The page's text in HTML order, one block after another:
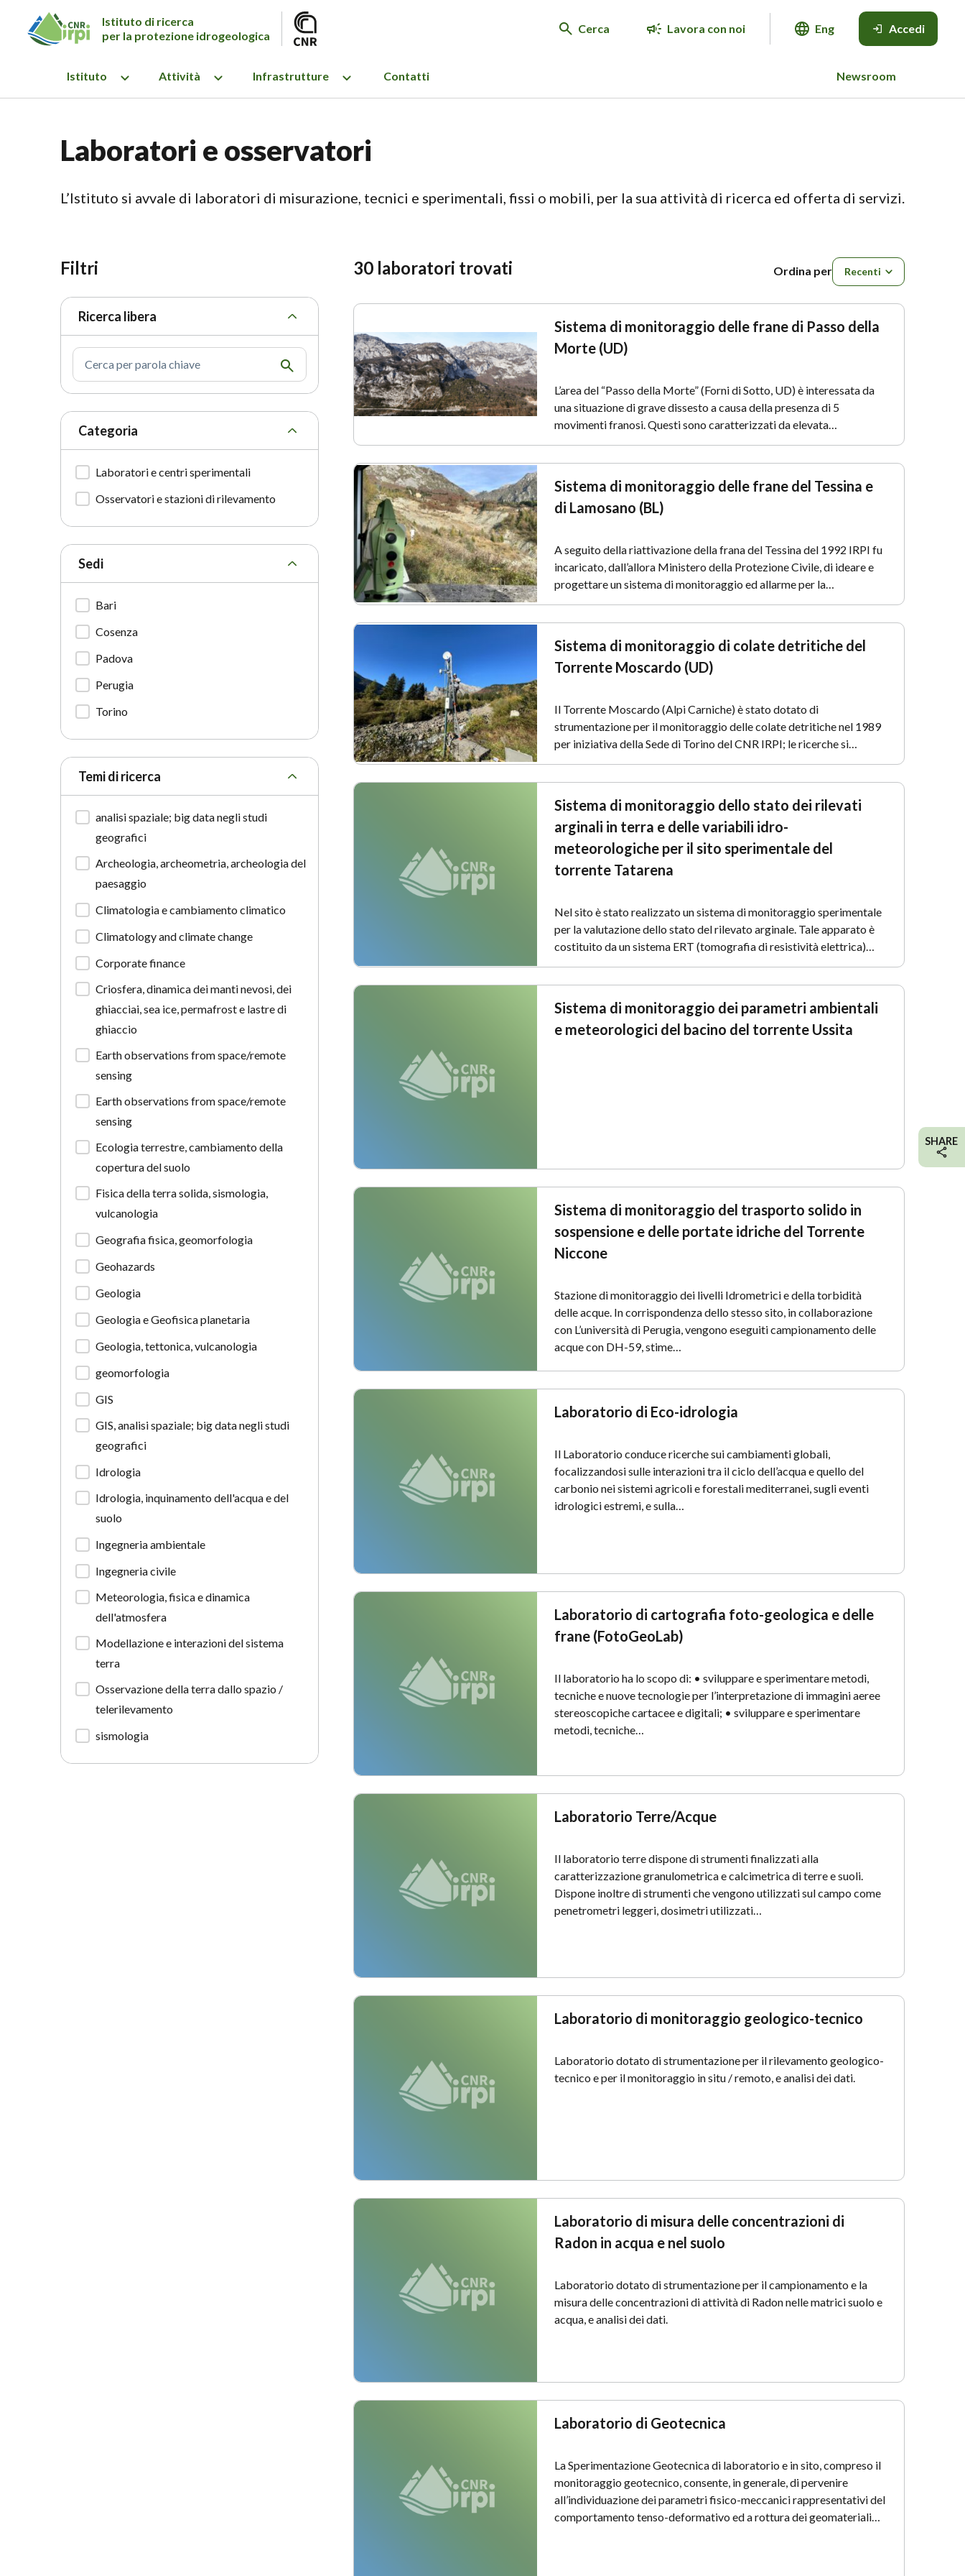
Istituto di ricerca
per la protezione idrogeologica
Cerca Lavora con noi Eng Accedi
Istituto Attività Infrastrutture Contatti Newsroom
SHARE
Laboratori e osservatori
L’Istituto si avvale di laboratori di misurazione, tecnici e sperimentali, fissi o mobili, per la sua attività di ricerca ed offerta di servizi.
Filtri
Ricerca libera
Cerca per parola chiave
Categoria
Laboratori e centri sperimentali
Osservatori e stazioni di rilevamento
Sedi
Bari
Cosenza
Padova
Perugia
Torino
Temi di ricerca
analisi spaziale; big data negli studi
geografici
Archeologia, archeometria, archeologia del
paesaggio
Climatologia e cambiamento climatico
Climatology and climate change
Corporate finance
Criosfera, dinamica dei manti nevosi, dei
ghiacciai, sea ice, permafrost e lastre di
ghiaccio
Earth observations from space/remote
sensing
Earth observations from space/remote
sensing
Ecologia terrestre, cambiamento della
copertura del suolo
Fisica della terra solida, sismologia,
vulcanologia
Geografia fisica, geomorfologia
Geohazards
Geologia
Geologia e Geofisica planetaria
Geologia, tettonica, vulcanologia
geomorfologia
GIS
GIS, analisi spaziale; big data negli studi
geografici
Idrologia
Idrologia, inquinamento dell'acqua e del
suolo
Ingegneria ambientale
Ingegneria civile
Meteorologia, fisica e dinamica
dell'atmosfera
Modellazione e interazioni del sistema
terra
Osservazione della terra dallo spazio /
telerilevamento
sismologia
30 laboratori trovati Ordina perOrdina per
Sistema di monitoraggio delle frane di Passo della
Morte (UD)
L’area del “Passo della Morte” (Forni di Sotto, UD) è interessata da
una situazione di grave dissesto a causa della presenza di 5
movimenti franosi. Questi sono caratterizzati da elevata…
Sistema di monitoraggio delle frane del Tessina e
di Lamosano (BL)
A seguito della riattivazione della frana del Tessina del 1992 IRPI fu
incaricato, dall’allora Ministero della Protezione Civile, di ideare e
progettare un sistema di monitoraggio ed allarme per la…
Sistema di monitoraggio di colate detritiche del
Torrente Moscardo (UD)
Il Torrente Moscardo (Alpi Carniche) è stato dotato di
strumentazione per il monitoraggio delle colate detritiche nel 1989
per iniziativa della Sede di Torino del CNR IRPI; le ricerche si…
Sistema di monitoraggio dello stato dei rilevati
arginali in terra e delle variabili idro-
meteorologiche per il sito sperimentale del
torrente Tatarena
Nel sito è stato realizzato un sistema di monitoraggio sperimentale
per la valutazione dello stato del rilevato arginale. Tale apparato è
costituito da un sistema ERT (tomografia di resistività elettrica)…
Sistema di monitoraggio dei parametri ambientali
e meteorologici del bacino del torrente Ussita
Sistema di monitoraggio del trasporto solido in
sospensione e delle portate idriche del Torrente
Niccone
Stazione di monitoraggio dei livelli Idrometrici e della torbidità
delle acque. In corrispondenza dello stesso sito, in collaborazione
con L’università di Perugia, vengono eseguiti campionamento delle
acque con DH-59, stime…
Laboratorio di Eco-idrologia
Il Laboratorio conduce ricerche sui cambiamenti globali,
focalizzandosi sulle interazioni tra il ciclo dell’acqua e quello del
carbonio nei sistemi agricoli e forestali mediterranei, sugli eventi
idrologici estremi, e sulla…
Laboratorio di cartografia foto-geologica e delle
frane (FotoGeoLab)
Il laboratorio ha lo scopo di: • sviluppare e sperimentare metodi,
tecniche e nuove tecnologie per l’interpretazione di immagini aeree
stereoscopiche cartacee e digitali; • sviluppare e sperimentare
metodi, tecniche…
Laboratorio Terre/Acque
Il laboratorio terre dispone di strumenti finalizzati alla
caratterizzazione granulometrica e calcimetrica di terre e suoli.
Dispone inoltre di strumenti che vengono utilizzati sul campo come
penetrometri leggeri, dosimetri utilizzati…
Laboratorio di monitoraggio geologico-tecnico
Laboratorio dotato di strumentazione per il rilevamento geologico-
tecnico e per il monitoraggio in situ / remoto, e analisi dei dati.
Laboratorio di misura delle concentrazioni di
Radon in acqua e nel suolo
Laboratorio dotato di strumentazione per il campionamento e la
misura delle concentrazioni di attività di Radon nelle matrici suolo e
acqua, e analisi dei dati.
Laboratorio di Geotecnica
La Sperimentazione Geotecnica di laboratorio e in sito, compreso il
monitoraggio geotecnico, consente, in generale, di pervenire
all’individuazione dei parametri fisico-meccanici rappresentativi del
comportamento tenso-deformativo ed a rottura dei geomateriali…